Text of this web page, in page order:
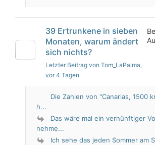
39 Ertrunkene in sieben
Monaten, warum ändert
sich nichts?
Letzter Beitrag von Tom_LaPalma,
vor 4 Tagen
Die Zahlen von "Canarias, 1500
h...
Das wäre mal ein vernünftiger
nehme...
Ich sehe das jeden Sommer am